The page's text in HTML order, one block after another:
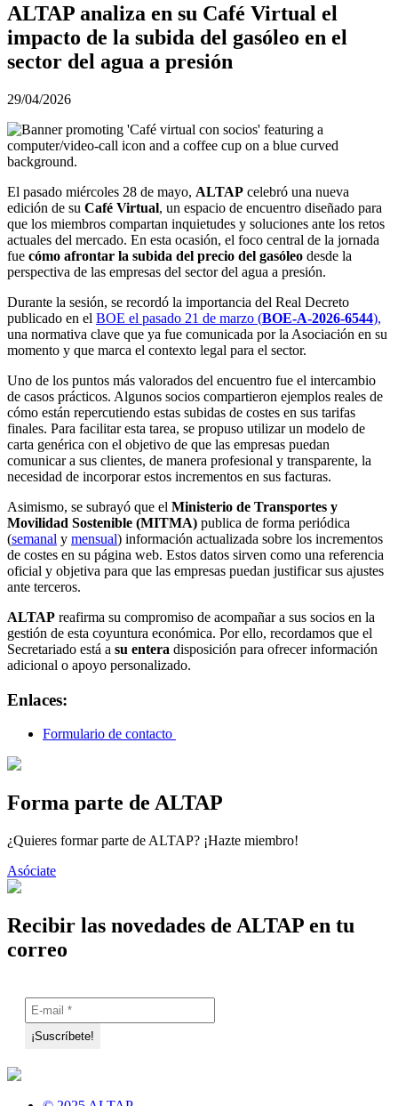
ALTAP analiza en su Café Virtual el
impacto de la subida del gasóleo en el
sector del agua a presión
29/04/2026
El pasado miércoles 28 de mayo, ALTAP celebró una nueva
edición de su Café Virtual, un espacio de encuentro diseñado para
que los miembros compartan inquietudes y soluciones ante los retos
actuales del mercado. En esta ocasión, el foco central de la jornada
fue cómo afrontar la subida del precio del gasóleo desde la
perspectiva de las empresas del sector del agua a presión.
Durante la sesión, se recordó la importancia del Real Decreto
publicado en el BOE el pasado 21 de marzo (BOE-A-2026-6544),
una normativa clave que ya fue comunicada por la Asociación en su
momento y que marca el contexto legal para el sector.
Uno de los puntos más valorados del encuentro fue el intercambio
de casos prácticos. Algunos socios compartieron ejemplos reales de
cómo están repercutiendo estas subidas de costes en sus tarifas
finales. Para facilitar esta tarea, se propuso utilizar un modelo de
carta genérica con el objetivo de que las empresas puedan
comunicar a sus clientes, de manera profesional y transparente, la
necesidad de incorporar estos incrementos en sus facturas.
Asimismo, se subrayó que el Ministerio de Transportes y
Movilidad Sostenible (MITMA) publica de forma periódica
(semanal y mensual) información actualizada sobre los incrementos
de costes en su página web. Estos datos sirven como una referencia
oficial y objetiva para que las empresas puedan justificar sus ajustes
ante terceros.
ALTAP reafirma su compromiso de acompañar a sus socios en la
gestión de esta coyuntura económica. Por ello, recordamos que el
Secretariado está a su entera disposición para ofrecer información
adicional o apoyo personalizado.
Enlaces:
Formulario de contacto
Forma parte de ALTAP
¿Quieres formar parte de ALTAP? ¡Hazte miembro!
Asóciate
Recibir las novedades de ALTAP en tu
correo